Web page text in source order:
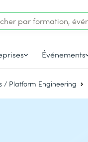
Événements
/ Platform Engineering